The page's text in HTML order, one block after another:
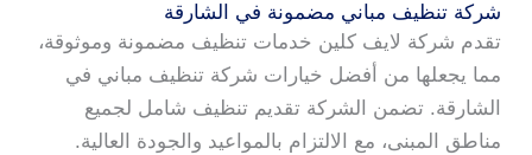
شركة تنظيف مباني مضمونة في الشارقة
تقدم شركة لايف كلين خدمات تنظيف مضمونة وموثوقة،
مما يجعلها من أفضل خيارات شركة تنظيف مباني في
الشارقة. تضمن الشركة تقديم تنظيف شامل لجميع
مناطق المبنى، مع الالتزام بالمواعيد والجودة العالية.